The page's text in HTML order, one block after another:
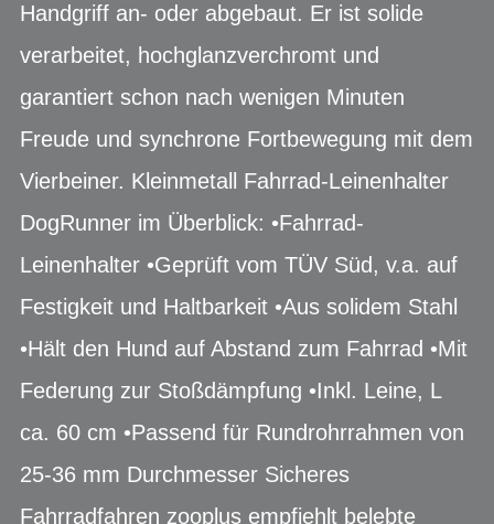
Handgriff an- oder abgebaut. Er ist solide
verarbeitet, hochglanzverchromt und
garantiert schon nach wenigen Minuten
Freude und synchrone Fortbewegung mit dem
Vierbeiner. Kleinmetall Fahrrad-Leinenhalter
DogRunner im Überblick: •Fahrrad-
Leinenhalter •Geprüft vom TÜV Süd, v.a. auf
Festigkeit und Haltbarkeit •Aus solidem Stahl
•Hält den Hund auf Abstand zum Fahrrad •Mit
Federung zur Stoßdämpfung •Inkl. Leine, L
ca. 60 cm •Passend für Rundrohrrahmen von
25-36 mm Durchmesser Sicheres
Fahrradfahren zooplus empfiehlt belebte